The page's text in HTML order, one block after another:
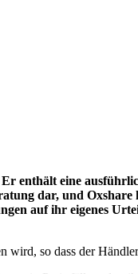
enthält eine
dar, und
auf ihr eigenes
wird, so dass der